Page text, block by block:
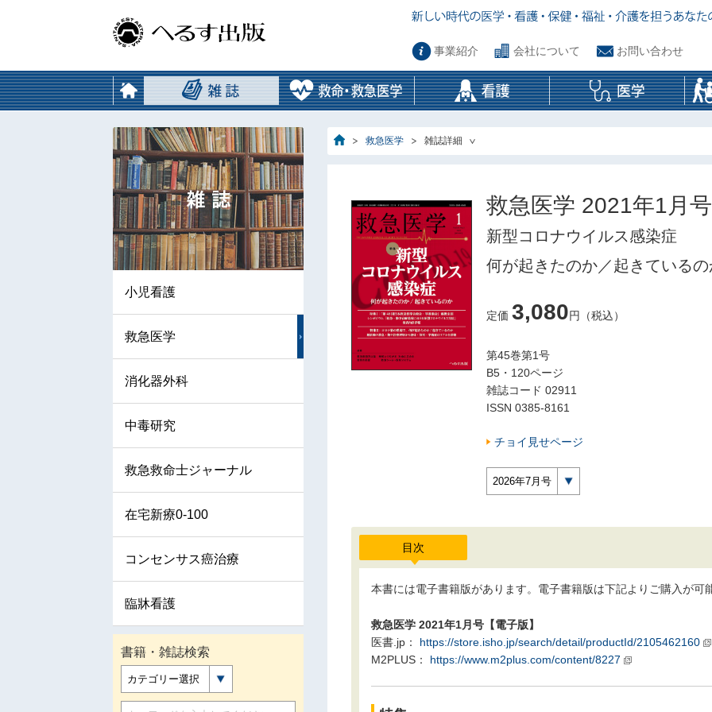
事業紹介 会社について お問い合わせ
救急医学 雑誌詳細
救急医学 2021年1月号
新型コロナウイルス感染症
何が起きたのか／起きているの
定価 3,080円（税込）
第45巻第1号
B5・120ページ
雑誌コード 02911
ISSN 0385-8161
チョイ見せページ
2026年7月号
目次
本書には電子書籍版があります。電子書籍版は下記よりご購入が可
救急医学 2021年1月号【電子版】
医書.jp： https://store.isho.jp/search/detail/productId/2105462160
M2PLUS： https://www.m2plus.com/content/8227
小児看護
救急医学
消化器外科
中毒研究
救急救命士ジャーナル
在宅新療0-100
コンセンサス癌治療
臨牀看護
書籍・雑誌検索
カテゴリー選択